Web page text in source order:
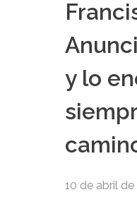
y lo
10 de abril de